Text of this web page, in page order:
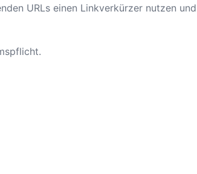
URLs einen Linkverkürzer nutzen und